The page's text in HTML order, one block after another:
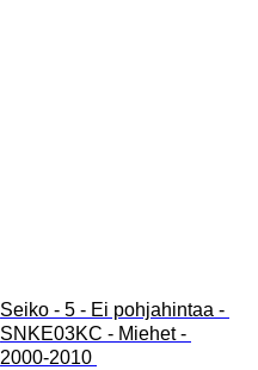
Seiko - 5 - Ei pohjahintaa -
SNKE03KC - Miehet -
2000-2010